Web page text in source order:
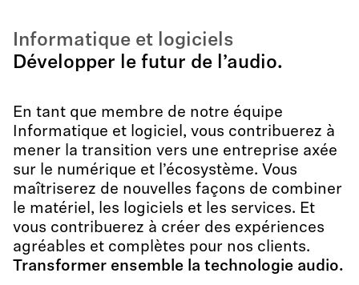
Informatique et logiciels
Développer le futur de l’audio.
En tant que membre de notre équipe
Informatique et logiciel, vous contribuerez à
mener la transition vers une entreprise axée
sur le numérique et l’écosystème. Vous
maîtriserez de nouvelles façons de combiner
le matériel, les logiciels et les services. Et
vous contribuerez à créer des expériences
agréables et complètes pour nos clients.
Transformer ensemble la technologie audio.